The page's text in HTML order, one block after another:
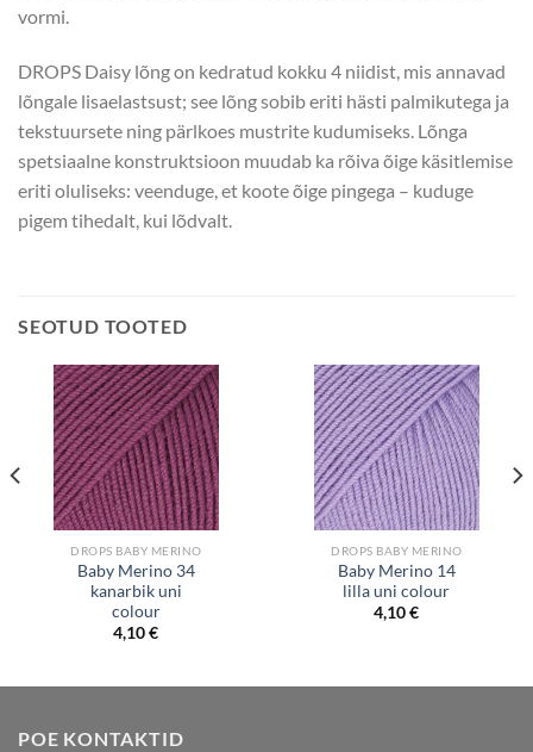
vormi.
DROPS Daisy lõng on kedratud kokku 4 niidist, mis annavad
lõngale lisaelastsust; see lõng sobib eriti hästi palmikutega ja
tekstuursete ning pärlkoes mustrite kudumiseks. Lõnga
spetsiaalne konstruktsioon muudab ka rõiva õige käsitlemise
eriti oluliseks: veenduge, et koote õige pingega – kuduge
pigem tihedalt, kui lõdvalt.
SEOTUD TOOTED
DROPS BABY MERINO
Baby Merino 34
kanarbik uni
colour
4,10€
DROPS BABY MERINO
Baby Merino 14
lilla uni colour
4,10€
POE KONTAKTID